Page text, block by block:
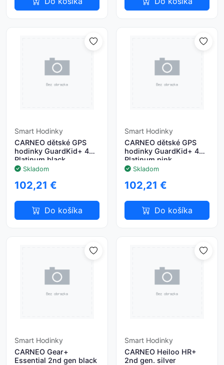
Smart Hodinky
CARNEO dětské GPS
hodinky GuardKid+ 4G
Platinum black
Skladom
102,21 €
Do košíka
Smart Hodinky
CARNEO dětské GPS
hodinky GuardKid+ 4G
Platinum pink
Skladom
102,21 €
Do košíka
Smart Hodinky
CARNEO Gear+
Essential 2nd gen black
Smart Hodinky
CARNEO Heiloo HR+
2nd gen. silver